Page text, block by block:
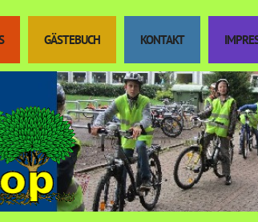
GÄSTEBUCH KONTAKT